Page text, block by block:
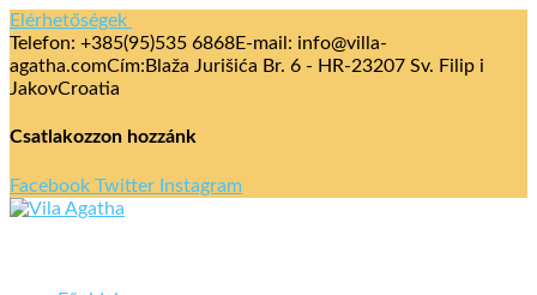
Elérhetőségek
Telefon: +385(95)535 6868E-mail: info@villa-
agatha.comCím:Blaža Jurišića Br. 6 - HR-23207 Sv. Filip i
JakovCroatia
Csatlakozzon hozzánk
Facebook Twitter Instagram